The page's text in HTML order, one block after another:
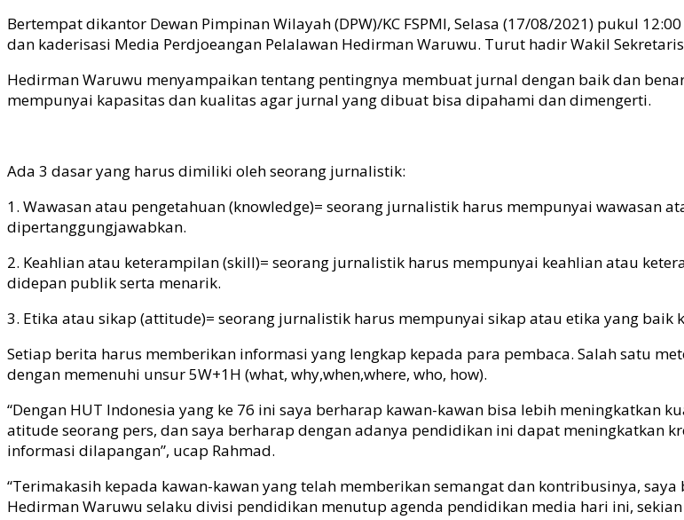
Bertempat dikantor Dewan Pimpinan Wilayah (DPW)/KC FSPMI, Selasa (17/08/2021) pukul
dan kaderisasi Media Perdjoeangan Pelalawan Hedirman Waruwu. Turut hadir Wakil
Hedirman Waruwu menyampaikan tentang pentingnya membuat jurnal dengan baik dan
mempunyai kapasitas dan kualitas agar jurnal yang dibuat bisa dipahami dan dimengerti.
Ada 3 dasar yang harus dimiliki oleh seorang jurnalistik:
1. Wawasan atau pengetahuan (knowledge)= seorang jurnalistik harus mempunyai wawasan
dipertanggungjawabkan.
2. Keahlian atau keterampilan (skill)= seorang jurnalistik harus mempunyai keahlian atau
didepan publik serta menarik.
3. Etika atau sikap (attitude)= seorang jurnalistik harus mempunyai sikap atau etika yang baik
Setiap berita harus memberikan informasi yang lengkap kepada para pembaca. Salah satu
dengan memenuhi unsur 5W+1H (what, why,when,where, who, how).
“Dengan HUT Indonesia yang ke 76 ini saya berharap kawan-kawan bisa lebih meningkatkan
atitude seorang pers, dan saya berharap dengan adanya pendidikan ini dapat meningkatkan
informasi dilapangan”, ucap Rahmad.
“Terimakasih kepada kawan-kawan yang telah memberikan semangat dan kontribusinya,
Hedirman Waruwu selaku divisi pendidikan menutup agenda pendidikan media hari ini,